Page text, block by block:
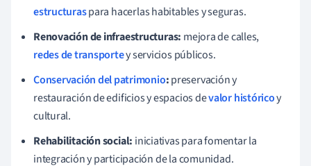
estructuraspara hacerlas habitables y seguras.
Renovación de infraestructuras: mejora de calles,
redes de transportey servicios públicos.
Conservación del patrimonio:preservación y
restauración de edificios y espacios devalor históricoy
cultural.
Rehabilitación social: iniciativas para fomentar la
integración y participación de la comunidad.